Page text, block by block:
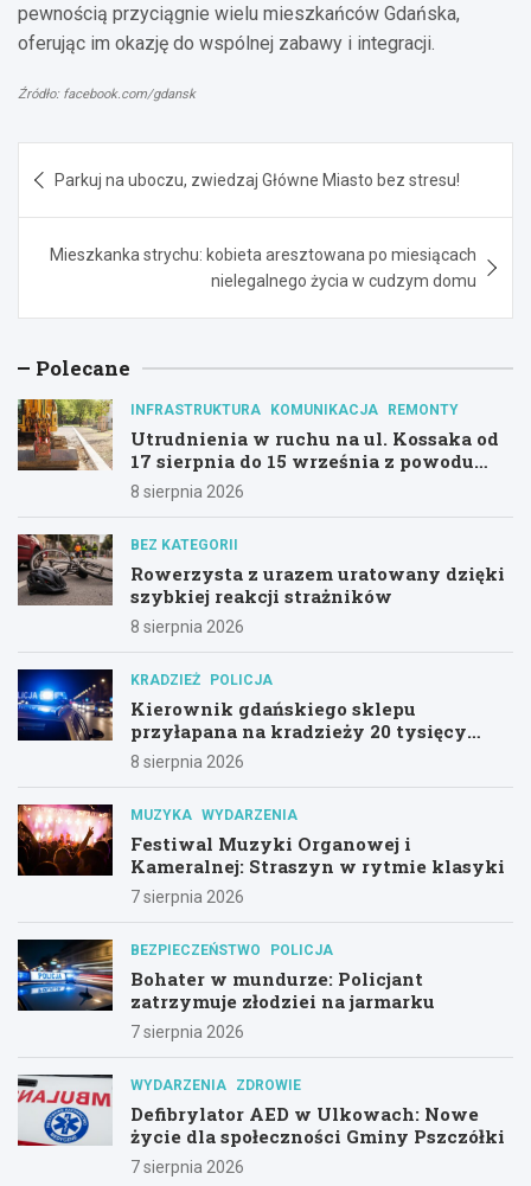
pewnością przyciągnie wielu mieszkańców Gdańska,
oferując im okazję do wspólnej zabawy i integracji.
Źródło: facebook.com/gdansk
wpisu
Parkuj na uboczu, zwiedzaj Główne Miasto bez stresu!
Mieszkanka strychu: kobieta aresztowana po miesiącach
nielegalnego życia w cudzym domu
Polecane
INFRASTRUKTURA KOMUNIKACJA REMONTY
Utrudnienia w ruchu na ul. Kossaka od
17 sierpnia do 15 września z powodu
modernizacji
8 sierpnia 2026
BEZ KATEGORII
Rowerzysta z urazem uratowany dzięki
szybkiej reakcji strażników
8 sierpnia 2026
KRADZIEŻ POLICJA
Kierownik gdańskiego sklepu
przyłapana na kradzieży 20 tysięcy
złotych z utargu
8 sierpnia 2026
MUZYKA WYDARZENIA
Festiwal Muzyki Organowej i
Kameralnej: Straszyn w rytmie klasyki
7 sierpnia 2026
BEZPIECZEŃSTWO POLICJA
Bohater w mundurze: Policjant
zatrzymuje złodziei na jarmarku
7 sierpnia 2026
WYDARZENIA ZDROWIE
Defibrylator AED w Ulkowach: Nowe
życie dla społeczności Gminy Pszczółki
7 sierpnia 2026